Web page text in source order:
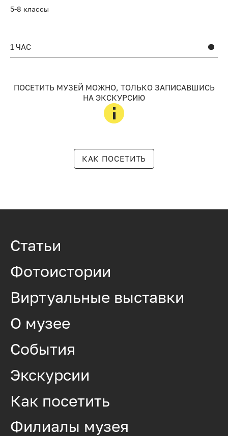
5-8 классы
1 ЧАС
ПОСЕТИТЬ МУЗЕЙ МОЖНО, ТОЛЬКО ЗАПИСАВШИСЬ
НА ЭКСКУРСИЮ
КАК ПОСЕТИТЬ
Статьи
Фотоистории
Виртуальные выставки
О музее
События
Экскурсии
Как посетить
Филиалы музея